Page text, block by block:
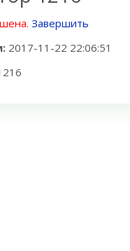
Завершить
2017-11-22 22:06:51